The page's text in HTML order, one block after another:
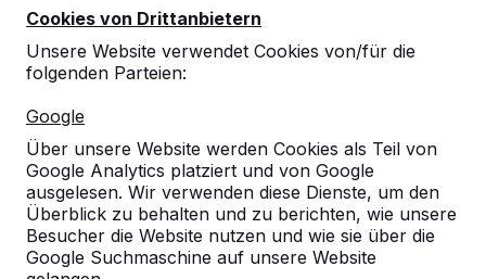
Cookies von Drittanbietern
Unsere Website verwendet Cookies von/für die
folgenden Parteien:
Google
Über unsere Website werden Cookies als Teil von
Google Analytics platziert und von Google
ausgelesen. Wir verwenden diese Dienste, um den
Überblick zu behalten und zu berichten, wie unsere
Besucher die Website nutzen und wie sie über die
Google Suchmaschine auf unsere Website